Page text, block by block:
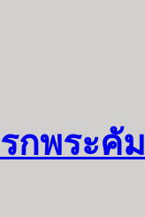
กพระคั